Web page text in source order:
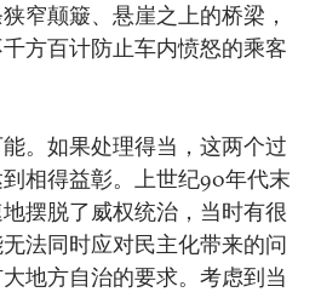
窄颠簸、悬崖之上的桥梁，
方百计防止车内愤怒的乘客
。如果处理得当，这两个过
相得益彰。上世纪90年代末
摆脱了威权统治，当时有很
法同时应对民主化带来的问
地方自治的要求。考虑到当